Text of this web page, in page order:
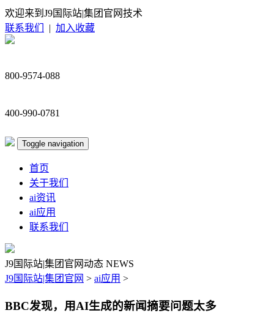
欢迎来到J9国际站|集团官网技术
联系我们
| 加入收藏
800-9574-088
400-990-0781
Toggle navigation
首页
关于我们
ai资讯
ai应用
联系我们
J9国际站|集团官网动态 NEWS
J9国际站|集团官网 > ai应用 >
BBC发现，用AI生成的新闻摘要问题太多